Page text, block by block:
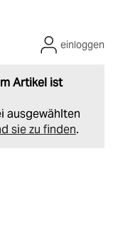
Artikel ist
ausgewählten
sie zu finden.
einloggen